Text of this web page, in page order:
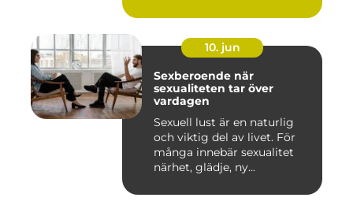
10. jun
Sexberoende när
sexualiteten tar över
vardagen
Sexuell lust är en naturlig
och viktig del av livet. För
många innebär sexualitet
närhet, glädje, ny...